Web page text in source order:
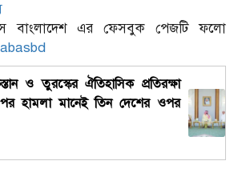
বাংলাদেশ এর ফেসবুক পেজটি ফলো
ও তুরস্কের ঐতিহাসিক প্রতিরক্ষা
হামলা মানেই তিন দেশের ওপর